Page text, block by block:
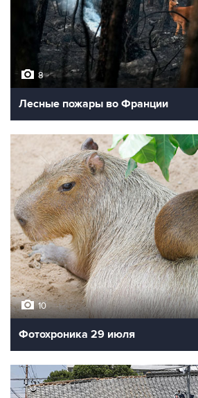
8
Лесные пожары во Франции
10
Фотохроника 29 июля